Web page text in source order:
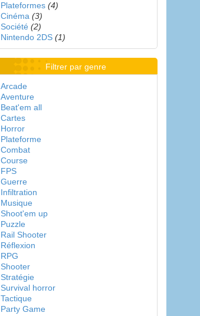
Plateformes (4)
Cinéma (3)
Société (2)
Nintendo 2DS (1)
Filtrer par genre
Arcade
Aventure
Beat'em all
Cartes
Horror
Plateforme
Combat
Course
FPS
Guerre
Infiltration
Musique
Shoot'em up
Puzzle
Rail Shooter
Réflexion
RPG
Shooter
Stratégie
Survival horror
Tactique
Party Game